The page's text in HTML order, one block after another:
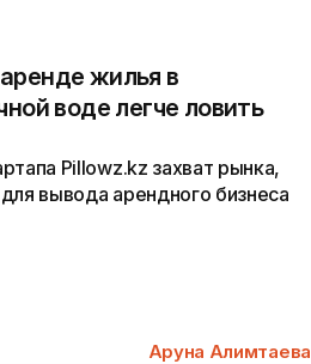
жилья в
воде легче ловить
Pillowz.kz захват рынка,
вывода арендного бизнеса
Аруна Алимтаева